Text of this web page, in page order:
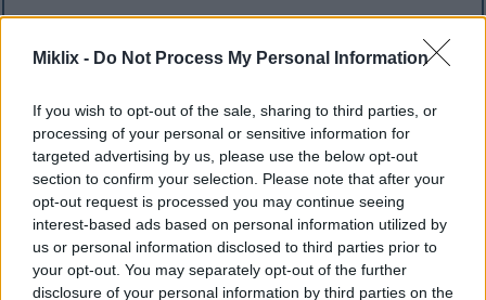
Miklix - Do Not Process My Personal Information
If you wish to opt-out of the sale, sharing to third parties, or
processing of your personal or sensitive information for
targeted advertising by us, please use the below opt-out
section to confirm your selection. Please note that after your
opt-out request is processed you may continue seeing
interest-based ads based on personal information utilized by
us or personal information disclosed to third parties prior to
your opt-out. You may separately opt-out of the further
disclosure of your personal information by third parties on the
Dimensioni comiche(1,048,576 x 699,051)
Descrizione dell'immagine
Questa fotografia di cibo ad alta risoluzione,
ambientata in un paesaggio, mostra un'invitante
composizione di creativi involtini di lattuga